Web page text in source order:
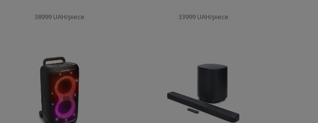
38999 UAH/piece 33999 UAH/piece